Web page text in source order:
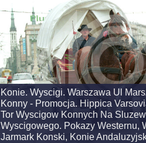
Konie. Wyscigi. Warszawa Ul
Konny - Promocja. Hippica
Tor Wyscigow Konnych Na
Wyscigowego. Pokazy Westernu,
Jarmark Konski, Konie